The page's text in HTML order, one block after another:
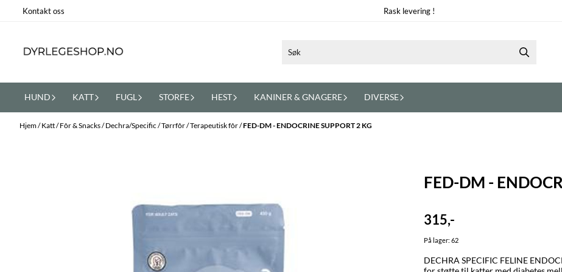
Hopp til innhold
Kontakt oss Rask levering !
HUND KATT FUGL STORFE HEST KANINER & GNAGERE DIVERSE
Hjem/Katt/Fôr & Snacks/Dechra/Specific /Tørrfôr/Terapeutisk fôr/FED-DM - ENDOCRINE SUPPORT 2 KG
FED-DM -
315,-
På lager: 62
DECHRA SPECIFIC FELINE ENDOCRINE SUPPORT SPECIFIC